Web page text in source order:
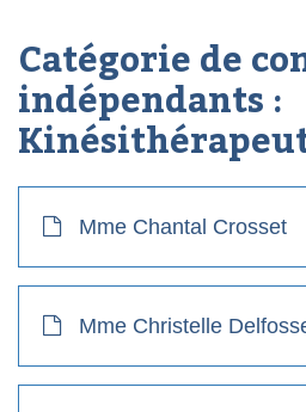
Catégorie de
indépendants :
Mme Chantal Crosset
Mme Christelle